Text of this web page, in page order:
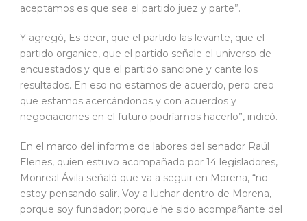
aceptamos es que sea el partido juez y parte”.
Y agregó, Es decir, que el partido las levante, que el
partido organice, que el partido señale el universo de
encuestados y que el partido sancione y cante los
resultados. En eso no estamos de acuerdo, pero creo
que estamos acercándonos y con acuerdos y
negociaciones en el futuro podríamos hacerlo”, indicó.
En el marco del informe de labores del senador Raúl
Elenes, quien estuvo acompañado por 14 legisladores,
Monreal Ávila señaló que va a seguir en Morena, “no
estoy pensando salir. Voy a luchar dentro de Morena,
porque soy fundador; porque he sido acompañante del